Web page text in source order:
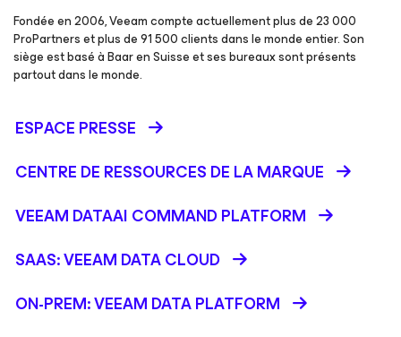
Fondée en 2006, Veeam compte actuellement plus de 23 000
ProPartners et plus de 91 500 clients dans le monde entier. Son
siège est basé à Baar en Suisse et ses bureaux sont présents
partout dans le monde.
ESPACE PRESSE
CENTRE DE RESSOURCES DE LA MARQUE
VEEAM DATAAI COMMAND PLATFORM
SAAS: VEEAM DATA CLOUD
ON-PREM: VEEAM DATA PLATFORM